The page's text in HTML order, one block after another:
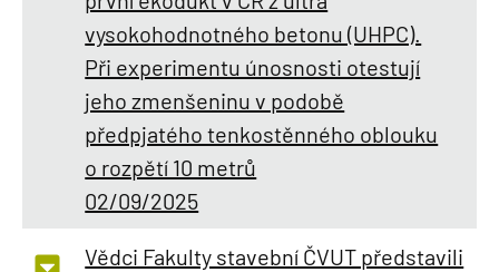
vysokohodnotného betonu (UHPC).
Při experimentu únosnosti otestují
jeho zmenšeninu v podobě
předpjatého tenkostěnného oblouku
o rozpětí 10 metrů
02/09/2025
Vědci Fakulty stavební ČVUT představili